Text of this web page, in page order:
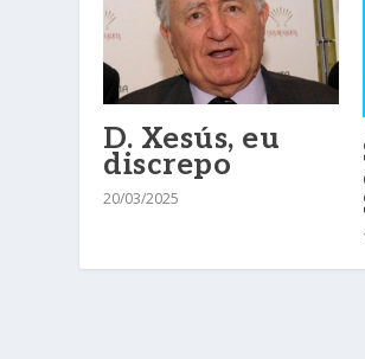
D. Xesús, eu
discrepo
20/03/2025